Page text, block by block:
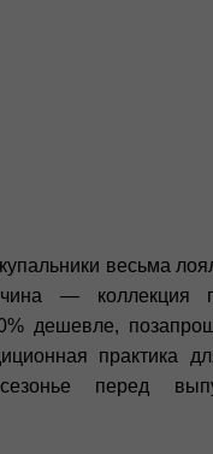
весьма
— коллекция
дешевле,
практика
перед